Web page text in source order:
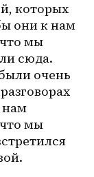
которых
они к нам
мы
сюда.
очень
нам
мы